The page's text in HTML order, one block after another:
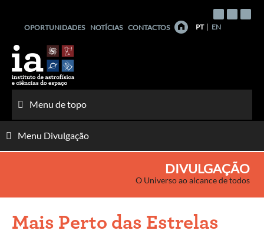
conteúdo
OPORTUNIDADES NOTÍCIAS CONTACTOS PT EN
Menu de topo
Menu Divulgação
DIVULGAÇÃO
O Universo ao alcance de todos
Mais Perto das Estrelas